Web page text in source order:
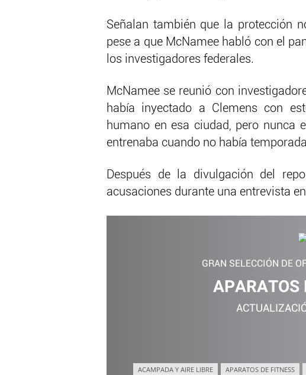
Señalan también que la protección
pese a que McNamee habló con el
los investigadores federales.
McNamee se reunió con
había inyectado a Clemens con
humano en esa ciudad, pero nunca
entrenaba cuando no había
Después de la divulgación del
acusaciones durante una entrevista
GRAN SELECCIÓN DE
APARATOS
ACAMPADA Y AIRE LIBRE APARATOS DE FITNESS